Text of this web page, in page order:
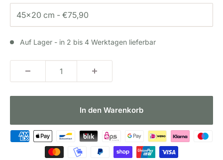
Auf Lager - in 2 bis 4 Werktagen lieferbar
In den Warenkorb